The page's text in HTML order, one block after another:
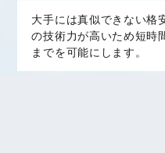
大手には真似できない格
の技術力が高いため短時
までを可能にします。